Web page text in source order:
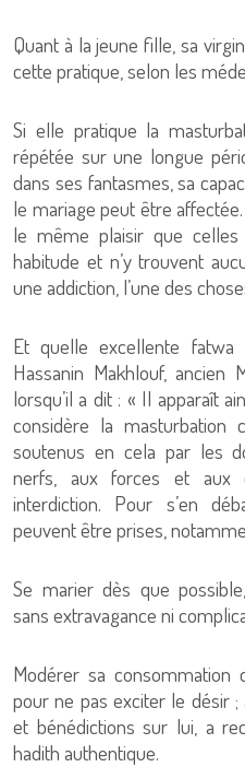
Quant à la jeune fille, sa
cette pratique, selon les
Si elle pratique la
répétée sur une longue
dans ses fantasmes, sa
le mariage peut être
le même plaisir que
habitude et n’y trouvent
une addiction, l’une des
Et quelle excellente
Hassanin Makhlouf, ancien
lorsqu’il a dit : « Il apparaît
considère la
soutenus en cela par les
nerfs, aux forces et aux
interdiction. Pour s’en
peuvent être prises,
Se marier dès que
sans extravagance ni
Modérer sa
pour ne pas exciter le désir
et bénédictions sur lui, a
hadith authentique.